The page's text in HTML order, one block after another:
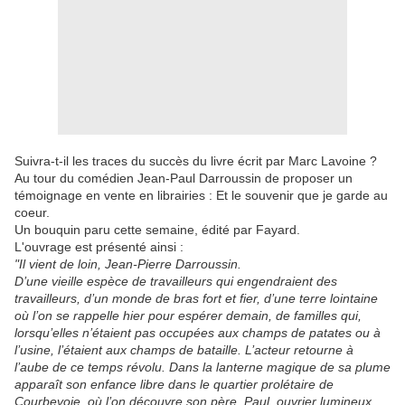
Suivra-t-il les traces du succès du livre écrit par Marc Lavoine ?
Au tour du comédien Jean-Paul Darroussin de proposer un
témoignage en vente en librairies : Et le souvenir que je garde au
coeur.
Un bouquin paru cette semaine, édité par Fayard.
L'ouvrage est présenté ainsi :
"Il vient de loin, Jean-Pierre Darroussin.
D’une vieille espèce de travailleurs qui engendraient des
travailleurs, d’un monde de bras fort et fier, d’une terre lointaine
où l’on se rappelle hier pour espérer demain, de familles qui,
lorsqu’elles n’étaient pas occupées aux champs de patates ou à
l’usine, l’étaient aux champs de bataille. L’acteur retourne à
l’aube de ce temps révolu. Dans la lanterne magique de sa plume
apparaît son enfance libre dans le quartier prolétaire de
Courbevoie, où l’on découvre son père, Paul, ouvrier lumineux